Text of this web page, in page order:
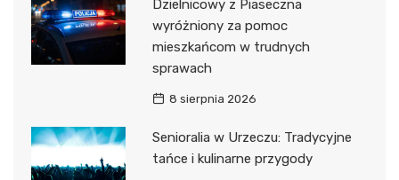
Dzielnicowy z Piaseczna
wyróżniony za pomoc
mieszkańcom w trudnych
sprawach
8 sierpnia 2026
Senioralia w Urzeczu: Tradycyjne
tańce i kulinarne przygody